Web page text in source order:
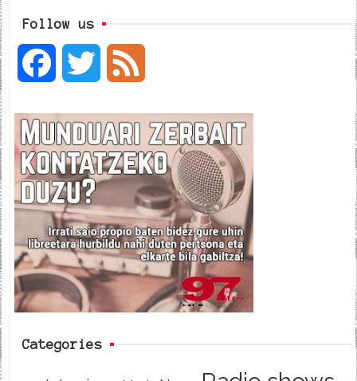
Follow us
c
e
b
o
o
i
t
t
e
e
d
Categories